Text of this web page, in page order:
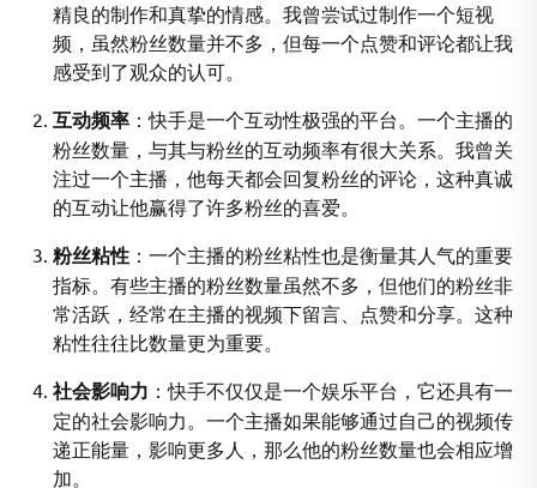
精良的制作和真挚的情感。我曾尝试过制作一个短视
频，虽然粉丝数量并不多，但每一个点赞和评论都让我
感受到了观众的认可。
互动频率 ：快手是一个互动性极强的平台。一个主播的
粉丝数量，与其与粉丝的互动频率有很大关系。我曾关
注过一个主播，他每天都会回复粉丝的评论，这种真诚
的互动让他赢得了许多粉丝的喜爱。
粉丝粘性 ：一个主播的粉丝粘性也是衡量其人气的重要
指标。有些主播的粉丝数量虽然不多，但他们的粉丝非
常活跃，经常在主播的视频下留言、点赞和分享。这种
粘性往往比数量更为重要。
社会影响力 ：快手不仅仅是一个娱乐平台，它还具有一
定的社会影响力。一个主播如果能够通过自己的视频传
递正能量，影响更多人，那么他的粉丝数量也会相应增
加。